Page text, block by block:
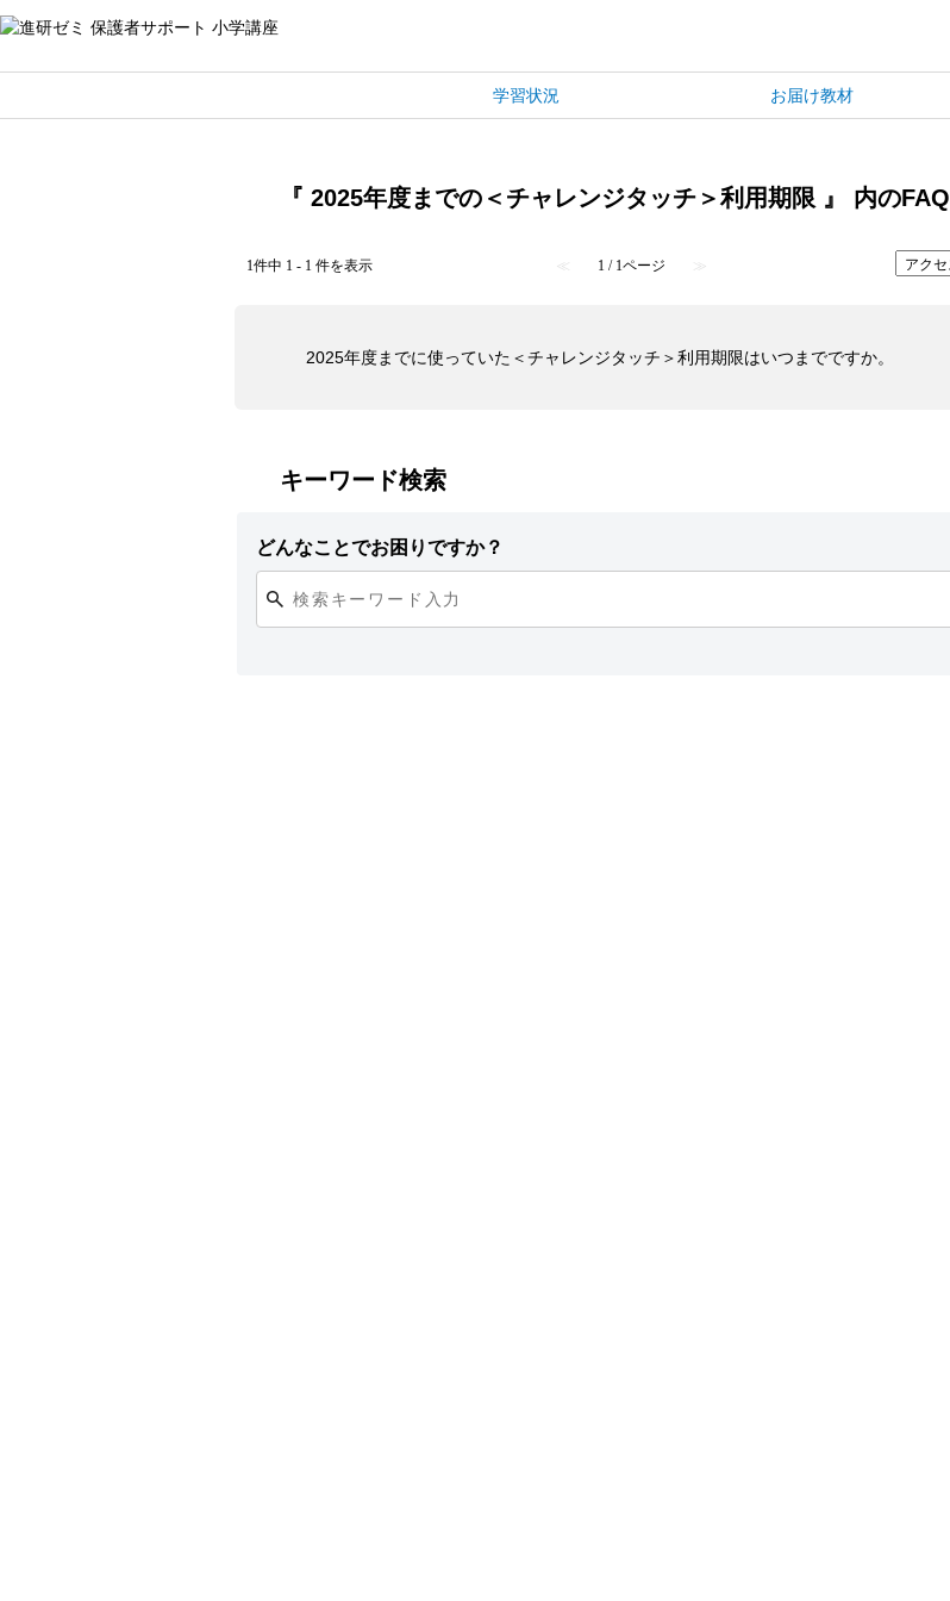
学習状況 お届け教材
『 2025年度までの＜チャレンジタッチ＞利用期限 』 内のFAQ
1件中 1 - 1 件を表示 ≪ 1 / 1ページ ≫
2025年度までに使っていた＜チャレンジタッチ＞利用期限はいつまでですか。
キーワード検索
どんなことでお困りですか？